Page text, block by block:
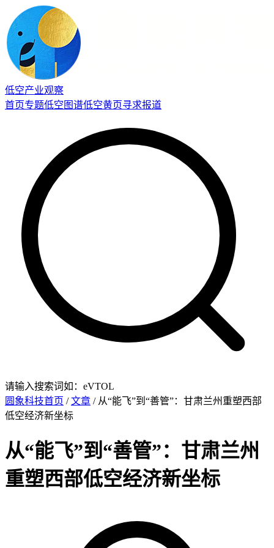
低空产业观察
首页专题低空图谱低空黄页寻求报道
请输入搜索词如：eVTOL
圆象科技首页 /文章 / 从“能飞”到“善管”：甘肃兰州重塑西部
低空经济新坐标
从“能飞”到“善管”：甘肃兰州
重塑西部低空经济新坐标